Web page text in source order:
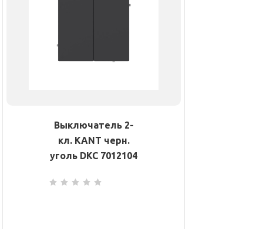
Выключатель 2-
кл. KANT черн.
уголь DKC 7012104